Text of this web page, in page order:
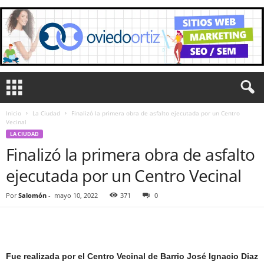
Inicio La Ciudad
Finalizó la primera obra de asfalto ejecutada por un Centro
Vecinal
LA CIUDAD
Finalizó la primera obra de asfalto
ejecutada por un Centro Vecinal
Por Salomón - mayo 10, 2022 371 0
Fue realizada por el Centro Vecinal de Barrio José Ignacio Diaz